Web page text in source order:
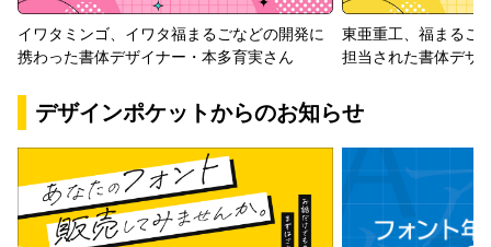
イワタミンゴ、イワタ福まるごなどの開発に
携わった書体デザイナー・本多育実さん
東亜重工、福まるご
担当された書体デザ
デザインポケットからのお知らせ